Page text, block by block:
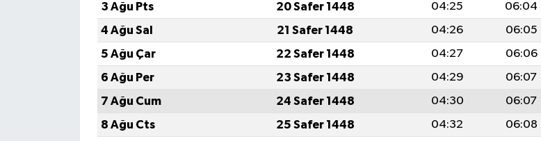
3 Ağu Pts
20 Safer 1448 04:25 06:04
4 Ağu Sal
21 Safer 1448 04:26 06:05
5 Ağu Çar
22 Safer 1448 04:27 06:06
6 Ağu Per
23 Safer 1448 04:29 06:07
7 Ağu Cum
24 Safer 1448 04:30 06:07
8 Ağu Cts
25 Safer 1448 04:32 06:08